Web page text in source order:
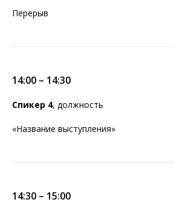
Перерыв
14:00 – 14:30
Спикер 4, должность
«Название выступления»
14:30 – 15:00